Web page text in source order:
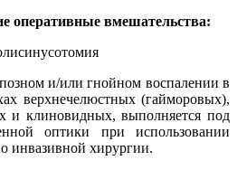
оперативные вмешательства:
и/или гнойном воспалении в
верхнечелюстных (гайморовых),
и клиновидных, выполняется под
оптики при использовании
инвазивной хирургии.